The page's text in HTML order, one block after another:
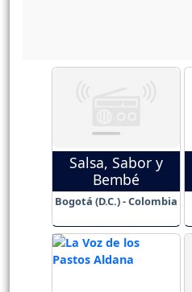
Salsa, Sabor y
Bembé
Bogotá (D.C.) - Colombia